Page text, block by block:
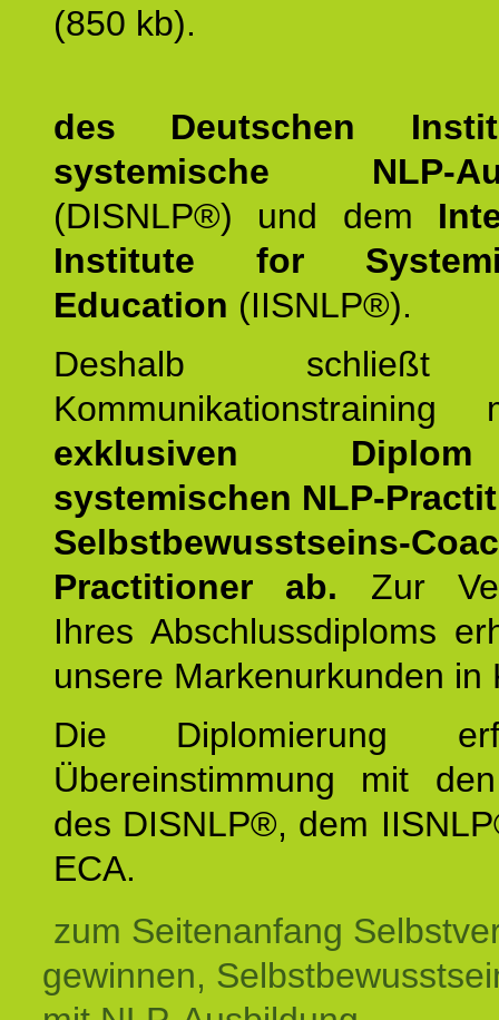
(850 kb).
des Deutschen
systemische NLP-
(DISNLP®) und dem
Institute for
Education (IISNLP®).
Deshalb schließt
exklusiven
systemischen NLP-
Selbstbewusstseins-
Practitioner ab. Zur
Ihres Abschlussdiploms
unsere Markenurkunden in
Die Diplomierung
Übereinstimmung mit
des DISNLP®, dem
ECA.
zum Seitenanfang
gewinnen,